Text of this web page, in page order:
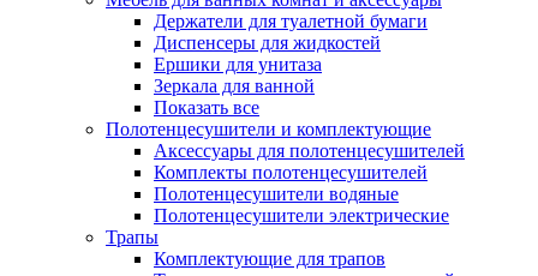
Держатели для туалетной бумаги
Диспенсеры для жидкостей
Ершики для унитаза
Зеркала для ванной
Показать все
Полотенцесушители и комплектующие
Аксессуары для полотенцесушителей
Комплекты полотенцесушителей
Полотенцесушители водяные
Полотенцесушители электрические
Трапы
Комплектующие для трапов